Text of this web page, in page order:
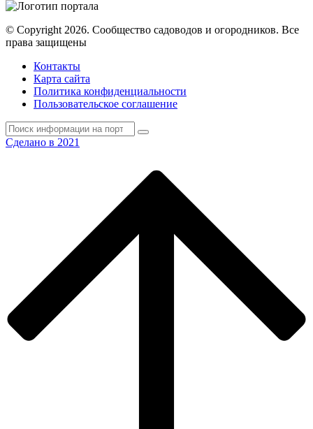
© Copyright 2026. Cообщество садоводов и огородников. Все
права защищены
Контакты
Карта сайта
Политика конфиденциальности
Пользовательское соглашение
Сделано в 2021